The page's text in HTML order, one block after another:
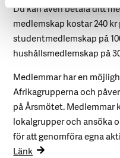
Du kan även betala ditt
medlemskap kostar 240
studentmedlemskap på
hushållsmedlemskap på
Medlemmar har en
Afrikagrupperna och
på Årsmötet. Medlemmar
lokalgrupper och ansöka
för att genomföra egna
Länk